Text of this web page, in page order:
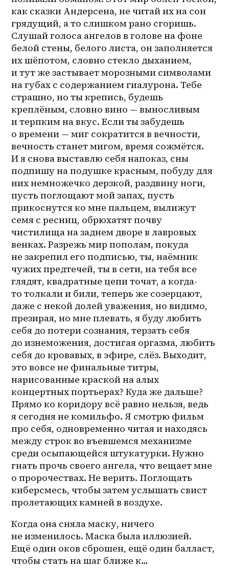
как сказки Андерсена, не читай их на сон
грядущий, а то слишком рано сгоришь.
Слушай голоса ангелов в голове на фоне
белой стены, белого листа, он заполняется
их шёпотом, словно стекло дыханием,
и тут же застывает морозными символами
на губах с содержанием гиалурона. Тебе
страшно, но ты крепись, будешь
креплёным, словно вино — выносливым
и терпким на вкус. Если ты забудешь
о времени — миг сократится в вечности,
вечность станет мигом, время сожмётся.
И я снова выставлю себя напоказ, сны
подпишу на подушке красным, побуду для
них немножечко дерзкой, раздвину ноги,
пусть поглощают мой запах, пусть
прикоснутся ко мне пальцем, вылижут
семя с ресниц, обрюхатят почву
чистилища на заднем дворе в лавровых
венках. Разрежь мир пополам, покуда
не закрепил его подписью, ты, наёмник
чужих предтечей, ты в сети, на тебя все
глядят, квадратные цепи точат, а когда-
то толкали и били, теперь же созерцают,
даже с некой долей уважения, но видимо,
презирая, но мне плевать, я буду любить
себя до потери сознания, терзать себя
до изнеможения, достигая оргазма, любить
себя до кровавых, в эфире, слёз. Выходит,
это вовсе не финальные титры,
нарисованные краской на алых
концертных портьерах? Куда же дальше?
Прямо ко коридору всё равно нельзя, ведь
я сегодня не комильфо. Я смотрю фильм
про себя, одновременно читая и находясь
между строк во въевшемся механизме
среди осыпающейся штукатурки. Нужно
гнать прочь своего ангела, что вещает мне
о пророчествах. Не верить. Поглощать
киберсмесь, чтобы затем услышать свист
пролетающих камней в воздухе.
Когда она сняла маску, ничего
не изменилось. Маска была иллюзией.
Ещё один оков сброшен, ещё один балласт,
чтобы стать на шаг ближе к…